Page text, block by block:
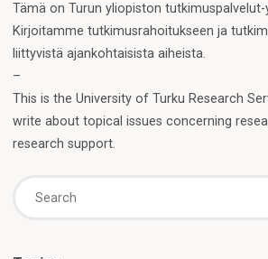
Tämä on Turun yliopiston tutkimuspalvelut-
Kirjoitamme tutkimusrahoitukseen ja
liittyvistä ajankohtaisista aiheista.
–
This is the University of Turku Research
write about topical issues concerning
research support.